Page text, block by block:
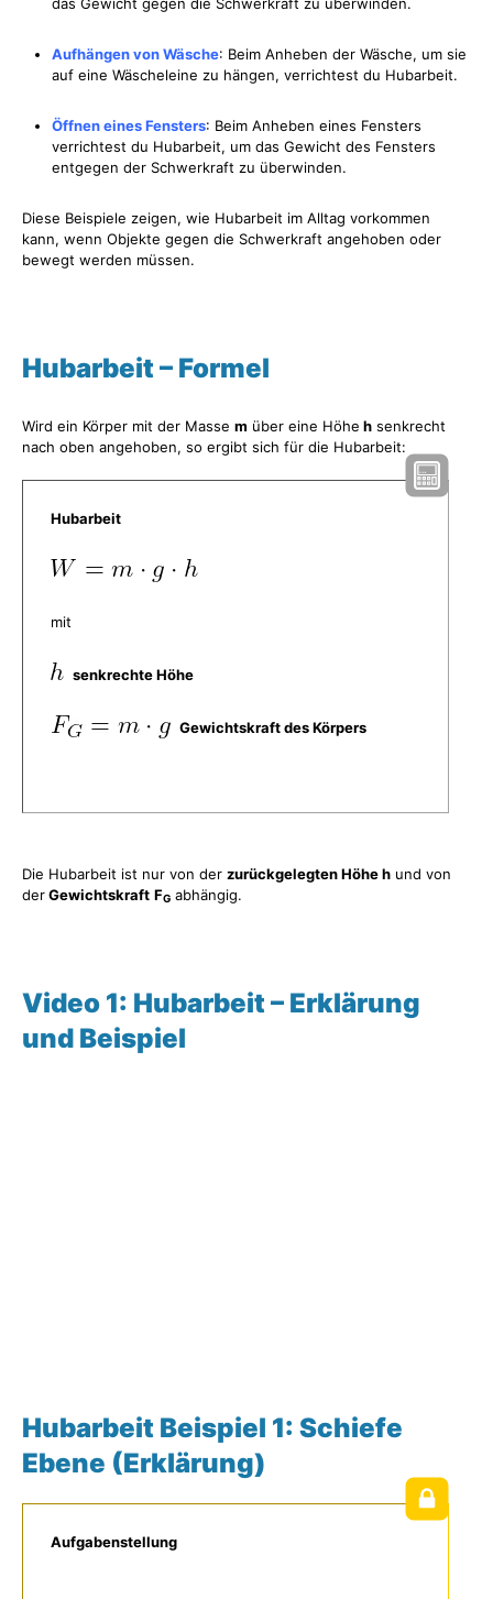
Aufhängen von Wäsche: Beim Anheben der Wäsche, um sie
auf eine Wäscheleine zu hängen, verrichtest du Hubarbeit.
Öffnen eines Fensters: Beim Anheben eines Fensters
verrichtest du Hubarbeit, um das Gewicht des Fensters
entgegen der Schwerkraft zu überwinden.
Diese Beispiele zeigen, wie Hubarbeit im Alltag vorkommen
kann, wenn Objekte gegen die Schwerkraft angehoben oder
bewegt werden müssen.
Hubarbeit – Formel
Wird ein Körper mit der Masse m über eine Höhe h senkrecht
nach oben angehoben, so ergibt sich für die Hubarbeit:
Hubarbeit
mit
senkrechte Höhe
Gewichtskraft des Körpers
Die Hubarbeit ist nur von der zurückgelegten Höhe h und von
derGewichtskraft FG abhängig.
Video 1: Hubarbeit – Erklärung
und Beispiel
Hubarbeit Beispiel 1: Schiefe
Ebene (Erklärung)
Aufgabenstellung